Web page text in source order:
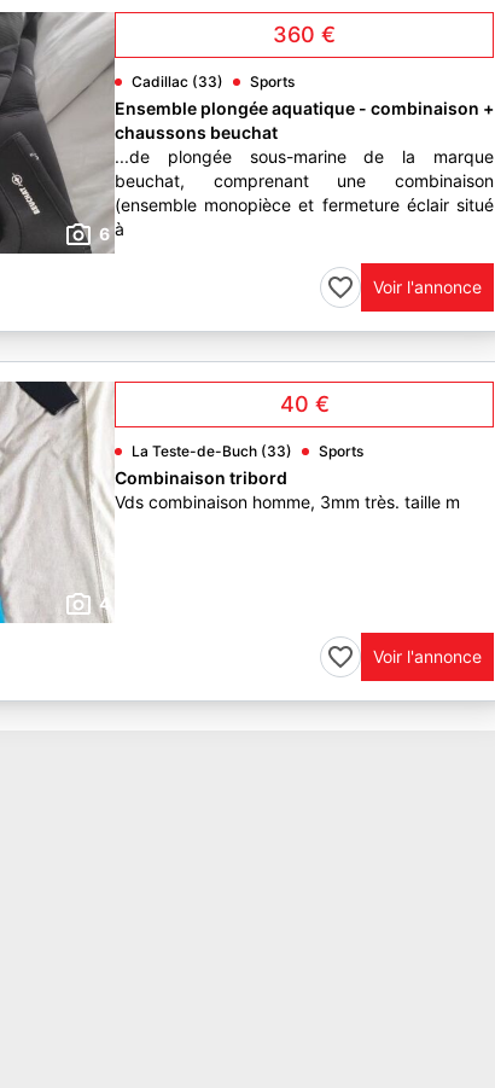
6
360 €
Cadillac (33) Sports
Ensemble plongée aquatique - combinaison +
chaussons beuchat
...de plongée sous-marine de la marque
beuchat, comprenant une combinaison
(ensemble monopièce et fermeture éclair situé
à
Voir l'annonce
4
40 €
La Teste-de-Buch (33) Sports
Combinaison tribord
Vds combinaison homme, 3mm très. taille m
Voir l'annonce